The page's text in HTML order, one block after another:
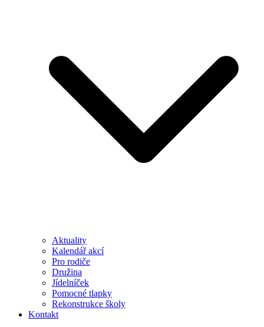
Aktuality
Kalendář akcí
Pro rodiče
Družina
Jídelníček
Pomocné tlapky
Rekonstrukce školy
Kontakt